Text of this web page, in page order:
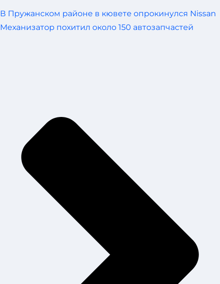
В Пружанском районе в кювете опрокинулся Nissan
Механизатор похитил около 150 автозапчастей